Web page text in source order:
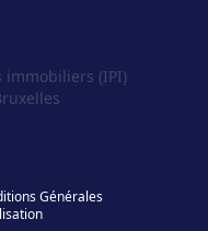
(IPI)
Générales